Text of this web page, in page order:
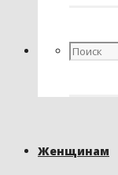
Женщинам